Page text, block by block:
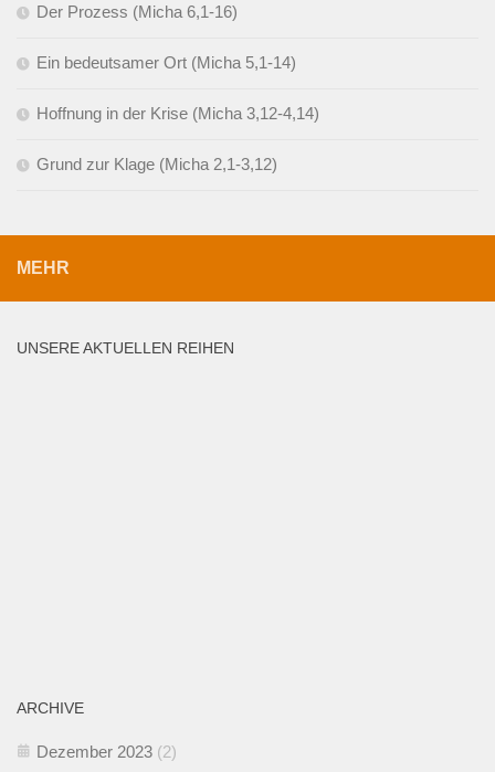
Der Prozess (Micha 6,1-16)
Ein bedeutsamer Ort (Micha 5,1-14)
Hoffnung in der Krise (Micha 3,12-4,14)
Grund zur Klage (Micha 2,1-3,12)
MEHR
UNSERE AKTUELLEN REIHEN
ARCHIVE
Dezember 2023 (2)